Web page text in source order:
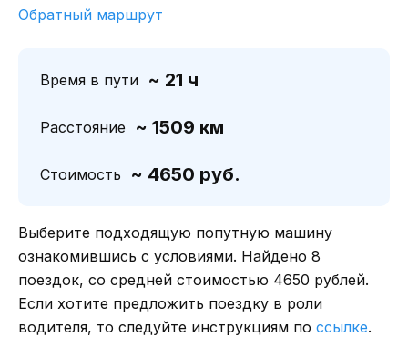
Обратный маршрут
Время в пути ~ 21 ч
Расстояние ~ 1509 км
Стоимость ~ 4650 руб.
Выберите подходящую попутную машину
ознакомившись с условиями. Найдено 8
поездок, со средней стоимостью 4650 рублей.
Если хотите предложить поездку в роли
водителя, то следуйте инструкциям по ссылке.